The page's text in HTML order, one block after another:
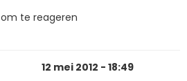
om te reageren
12 mei 2012 - 18:49